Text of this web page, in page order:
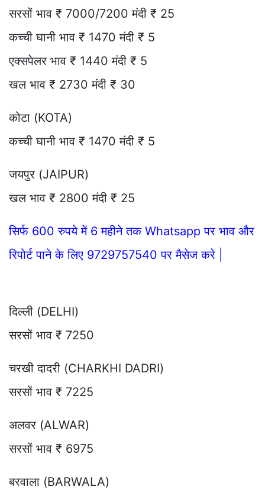
सरसों भाव ₹ 7000/7200 मंदी ₹ 25
कच्ची घानी भाव ₹ 1470 मंदी ₹ 5
एक्सपेलर भाव ₹ 1440 मंदी ₹ 5
खल भाव ₹ 2730 मंदी ₹ 30
कोटा (KOTA)
कच्ची घानी भाव ₹ 1470 मंदी ₹ 5
जयपुर (JAIPUR)
खल भाव ₹ 2800 मंदी ₹ 25
सिर्फ 600 रुपये में 6 महीने तक Whatsapp पर भाव और
रिपोर्ट पाने के लिए 9729757540 पर मैसेज करे |
दिल्ली (DELHI)
सरसों भाव ₹ 7250
चरखी दादरी (CHARKHI DADRI)
सरसों भाव ₹ 7225
अलवर (ALWAR)
सरसों भाव ₹ 6975
बरवाला (BARWALA)